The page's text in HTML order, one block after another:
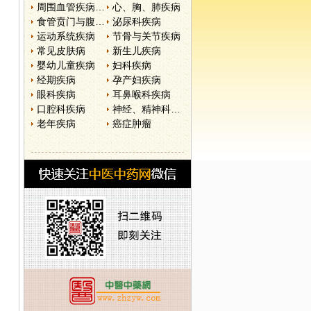
周围血管疾病和淋巴管疾病
心、胸、肺疾病
食管贲门与腹部疾病
泌尿科疾病
运动系统疾病
节骨与关节疾病
常见皮肤病
新生儿疾病
婴幼儿童疾病
妇科疾病
经期疾病
孕产妇疾病
眼科疾病
耳鼻喉科疾病
口腔科疾病
神经、精神科疾病
老年疾病
癌症肿瘤